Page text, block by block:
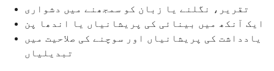
تقریر، نگلنے یا زبان کو سمجھنے میں دشواری
ایک آنکھ میں بینائی کی پریشانیاں یا اندھا پن
یادداشت کی پریشانیاں اور سوچنے کی صلاحیت میں
تبدیلیاں